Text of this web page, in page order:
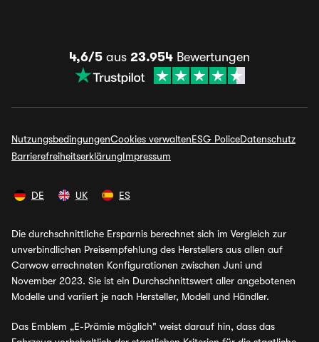
4,6/5 aus 23.954 Bewertungen
NutzungsbedingungenCookies verwaltenESG PoliceDatenschutz
BarrierefreiheitserklärungImpressum
DE UK ES
Die durchschnittliche Ersparnis berechnet sich im Vergleich zur
unverbindlichen Preisempfehlung des Herstellers aus allen auf
Carwow errechneten Konfigurationen zwischen Juni und
November 2023. Sie ist ein Durchschnittswert aller angebotenen
Modelle und variiert je nach Hersteller, Modell und Händler.
Das Emblem „E-Prämie möglich" weist darauf hin, dass das